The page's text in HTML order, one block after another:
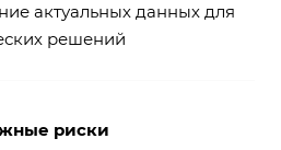
актуальных данных для
решений
риски